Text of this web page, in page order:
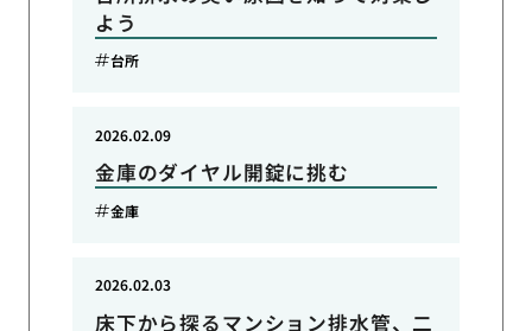
よう
台所
金庫のダイヤル開錠に挑む
2026.02.09
金庫
床下から探るマンション排水管、二
2026.02.03